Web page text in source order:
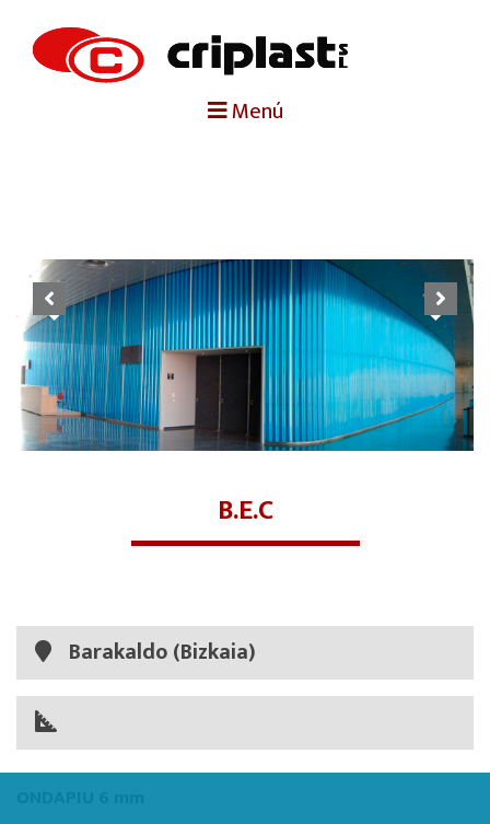
Menú
portada
trabajos destacados
noticias
contacto
Previous Next
B.E.C
Barakaldo (Bizkaia)